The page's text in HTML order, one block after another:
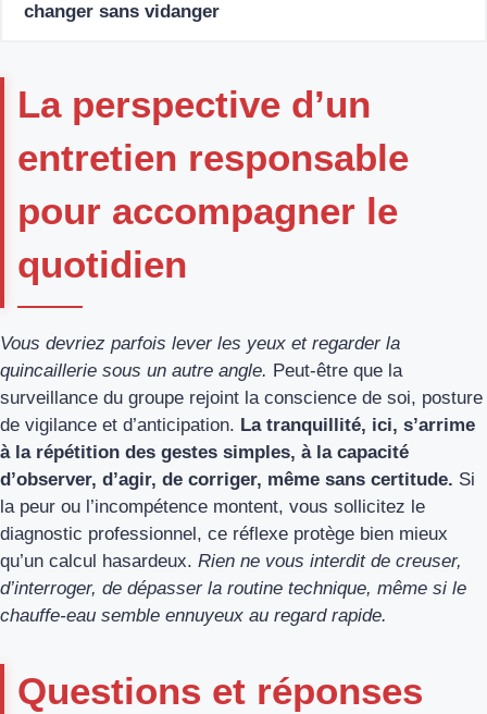
changer sans vidanger
La perspective d’un
entretien responsable
pour accompagner le
quotidien
Vous devriez parfois lever les yeux et regarder la
quincaillerie sous un autre angle. Peut-être que la
surveillance du groupe rejoint la conscience de soi, posture
de vigilance et d’anticipation. La tranquillité, ici, s’arrime
à la répétition des gestes simples, à la capacité
d’observer, d’agir, de corriger, même sans certitude. Si
la peur ou l’incompétence montent, vous sollicitez le
diagnostic professionnel, ce réflexe protège bien mieux
qu’un calcul hasardeux. Rien ne vous interdit de creuser,
d’interroger, de dépasser la routine technique, même si le
chauffe-eau semble ennuyeux au regard rapide.
Questions et réponses